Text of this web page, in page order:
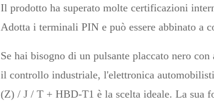
Il prodotto ha superato molte certificazioni
Adotta i terminali PIN e può essere abbinato a
Se hai bisogno di un pulsante placcato nero
il controllo industriale, l'elettronica
(Z) / J / T + HBD-T1 è la scelta ideale. La sua